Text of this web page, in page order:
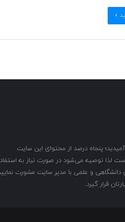
»
پنجاه درصد از محتوای این سایت
لذا توصیه می‌شود در صورت نیاز به
دانشگاهی و علمی با مدیر سایت مشورت
قرار گیرد.